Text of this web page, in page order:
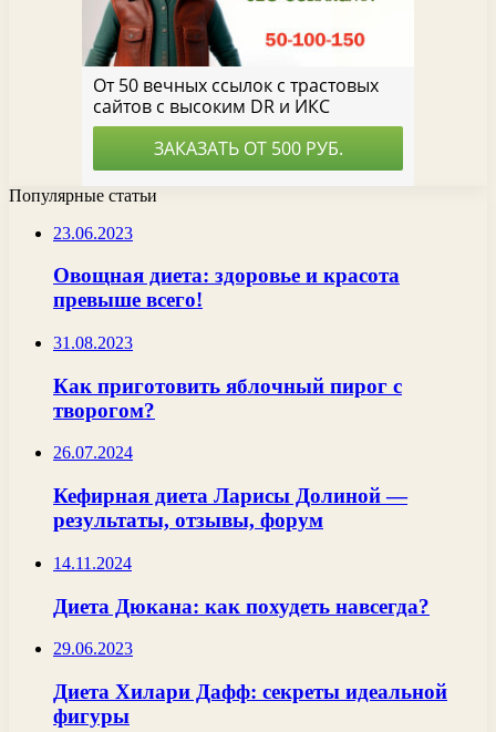
Популярные статьи
23.06.2023
Овощная диета: здоровье и красота
превыше всего!
31.08.2023
Как приготовить яблочный пирог с
творогом?
26.07.2024
Кефирная диета Ларисы Долиной —
результаты, отзывы, форум
14.11.2024
Диета Дюкана: как похудеть навсегда?
29.06.2023
Диета Хилари Дафф: секреты идеальной
фигуры